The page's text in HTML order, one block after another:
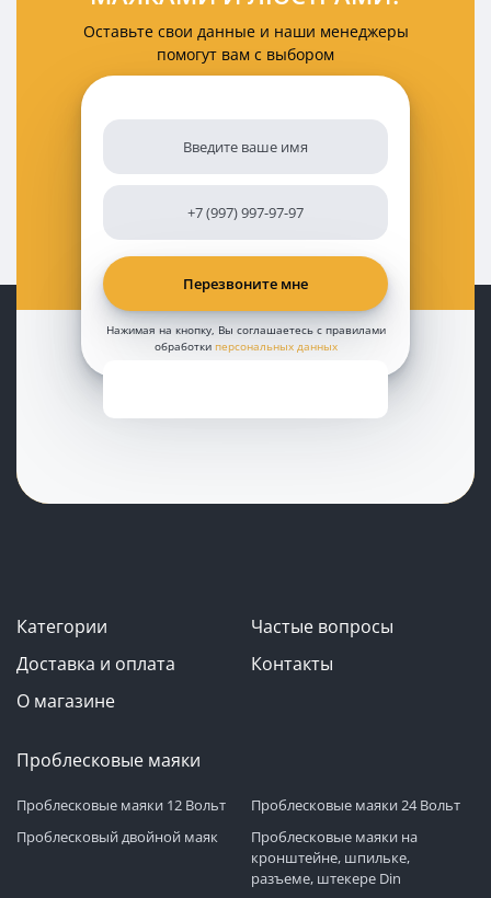
Оставьте свои данные и наши менеджеры
помогут вам с выбором
Нажимая на кнопку, Вы соглашаетесь с правилами
обработки персональных данных
Категории
Частые вопросы
Доставка и оплата
Контакты
О магазине
Проблесковые маяки
Проблесковые маяки 12 Вольт
Проблесковые маяки 24 Вольт
Проблесковый двойной маяк
Проблесковые маяки на
кронштейне, шпильке,
разъеме, штекере Din